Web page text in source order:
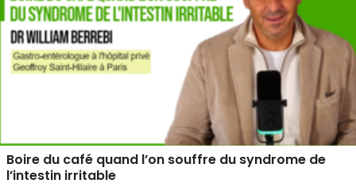
Boire du café quand l’on souffre du syndrome de
l’intestin irritable